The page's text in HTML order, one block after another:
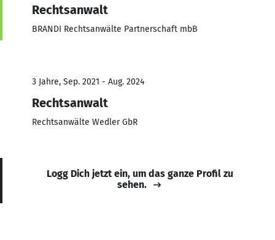
Rechtsanwalt
BRANDI Rechtsanwälte Partnerschaft mbB
3 Jahre, Sep. 2021 - Aug. 2024
Rechtsanwalt
Rechtsanwälte Wedler GbR
Logg Dich jetzt ein, um das ganze Profil zu
sehen.